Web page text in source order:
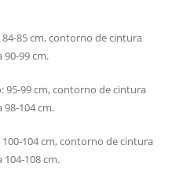
85cm, contorno de cintura
90-99cm.
95-99cm, contorno de cintura
98-104cm.
104cm, contorno de cintura
108cm.